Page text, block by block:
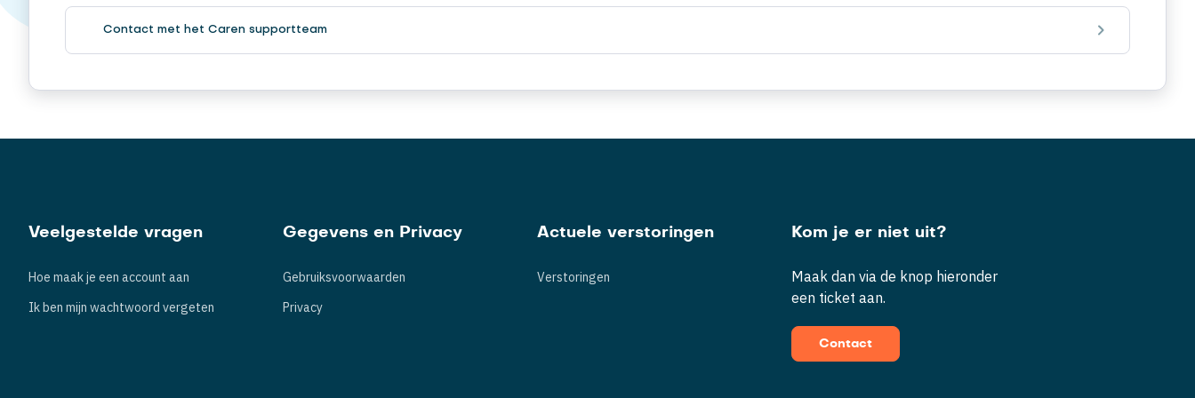
Contact met het Caren supportteam
Veelgestelde vragen
Hoe maak je een account aan
Ik ben mijn wachtwoord vergeten
Gegevens en Privacy
Gebruiksvoorwaarden
Privacy
Actuele verstoringen
Verstoringen
Kom je er niet uit?
Maak dan via de knop hieronder
een ticket aan.
Contact